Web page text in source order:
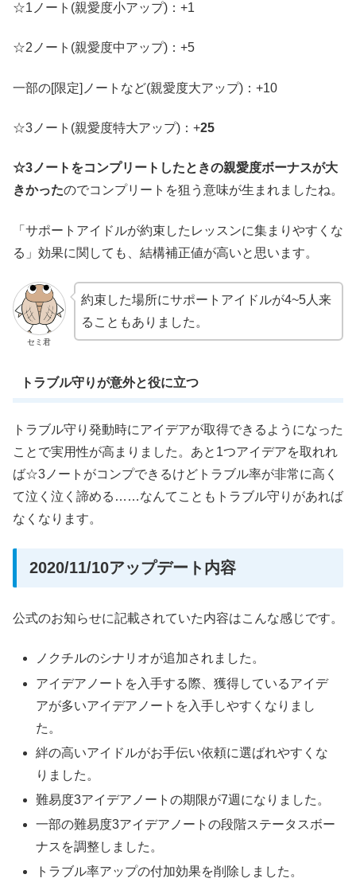
☆1ノート(親愛度小アップ)：+1
☆2ノート(親愛度中アップ)：+5
一部の[限定]ノートなど(親愛度大アップ)：+10
☆3ノート(親愛度特大アップ)：+25
☆3ノートをコンプリートしたときの親愛度ボーナスが大
きかったのでコンプリートを狙う意味が生まれましたね。
「サポートアイドルが約束したレッスンに集まりやすくな
る」効果に関しても、結構補正値が高いと思います。
セミ君
約束した場所にサポートアイドルが4~5人来
ることもありました。
トラブル守りが意外と役に立つ
トラブル守り発動時にアイデアが取得できるようになった
ことで実用性が高まりました。あと1つアイデアを取れれ
ば☆3ノートがコンプできるけどトラブル率が非常に高く
て泣く泣く諦める……なんてこともトラブル守りがあれば
なくなります。
2020/11/10アップデート内容
公式のお知らせに記載されていた内容はこんな感じです。
ノクチルのシナリオが追加されました。
アイデアノートを入手する際、獲得しているアイデ
アが多いアイデアノートを入手しやすくなりまし
た。
絆の高いアイドルがお手伝い依頼に選ばれやすくな
りました。
難易度3アイデアノートの期限が7週になりました。
一部の難易度3アイデアノートの段階ステータスボー
ナスを調整しました。
トラブル率アップの付加効果を削除しました。